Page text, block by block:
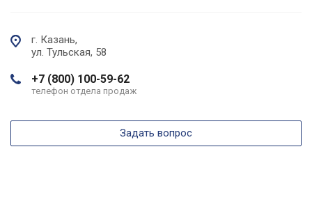
г. Казань,
ул. Тульская, 58
+7 (800) 100-59-62
телефон отдела продаж
Задать вопрос